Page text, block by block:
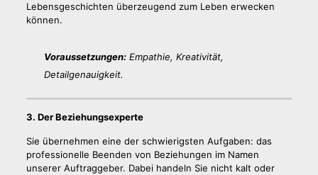
Lebensgeschichten überzeugend zum Leben erwecken
können.
Voraussetzungen:Empathie, Kreativität,
Detailgenauigkeit.
3. Der Beziehungsexperte
Sie übernehmen eine der schwierigsten Aufgaben: das
professionelle Beenden von Beziehungen im Namen
unserer Auftraggeber. Dabei handeln Sie nicht kalt oder